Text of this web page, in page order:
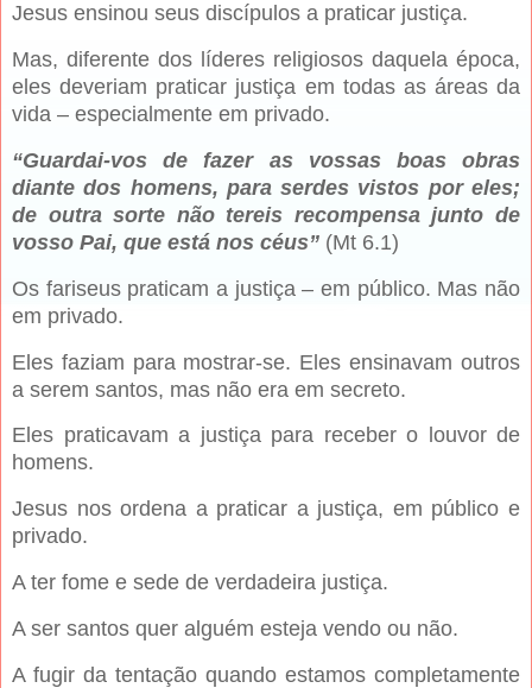
Jesus ensinou seus discípulos a praticar justiça.
Mas, diferente dos líderes religiosos daquela época,
eles deveriam praticar justiça em todas as áreas da
vida – especialmente em privado.
“Guardai-vos de fazer as vossas boas obras
diante dos homens, para serdes vistos por eles;
de outra sorte não tereis recompensa junto de
vosso Pai, que está nos céus” (Mt 6.1)
Os fariseus praticam a justiça – em público. Mas não
em privado.
Eles faziam para mostrar-se. Eles ensinavam outros
a serem santos, mas não era em secreto.
Eles praticavam a justiça para receber o louvor de
homens.
Jesus nos ordena a praticar a justiça, em público e
privado.
A ter fome e sede de verdadeira justiça.
A ser santos quer alguém esteja vendo ou não.
A fugir da tentação quando estamos completamente